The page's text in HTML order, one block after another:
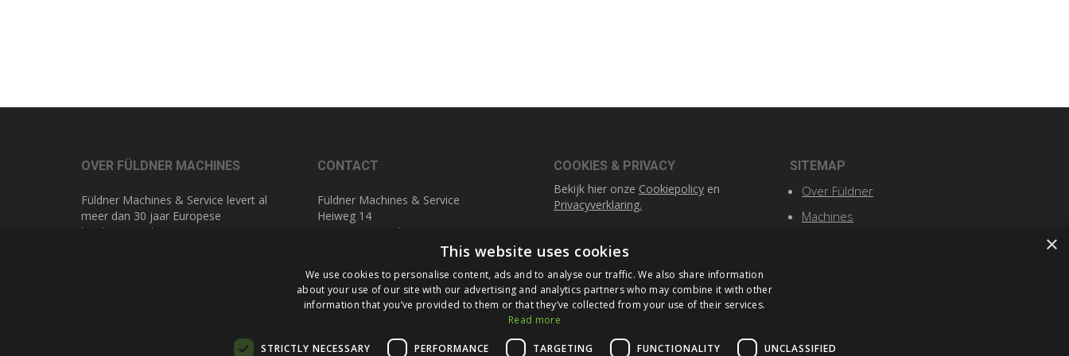
OVER FÜLDNER MACHINES
Füldner Machines & Service levert al
meer dan 30 jaar Europese
kwaliteitsmachines voor
CONTACT
Füldner Machines & Service
Heiweg 14
NL 6161 DA Geleen
+31 (0)45 521 77 57
Einfo@fuldner.nl
COOKIES & PRIVACY
Bekijk hier onze Cookiepolicy en
Privacyverklaring.
SITEMAP
Over Füldner
Machines
×
This website uses cookies
We use cookies to personalise content, ads and to analyse our traffic. We also share information
about your use of our site with our advertising and analytics partners who may combine it with other
information that you’ve provided to them or that they’ve collected from your use of their services.
Read more
STRICTLY NECESSARY PERFORMANCE TARGETING FUNCTIONALITY UNCLASSIFIED